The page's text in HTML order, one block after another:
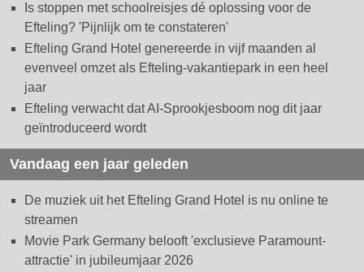
Is stoppen met schoolreisjes dé oplossing voor de
Efteling? 'Pijnlijk om te constateren'
Efteling Grand Hotel genereerde in vijf maanden al
evenveel omzet als Efteling-vakantiepark in een heel
jaar
Efteling verwacht dat AI-Sprookjesboom nog dit jaar
geïntroduceerd wordt
Vandaag een jaar geleden
De muziek uit het Efteling Grand Hotel is nu online te
streamen
Movie Park Germany belooft 'exclusieve Paramount-
attractie' in jubileumjaar 2026